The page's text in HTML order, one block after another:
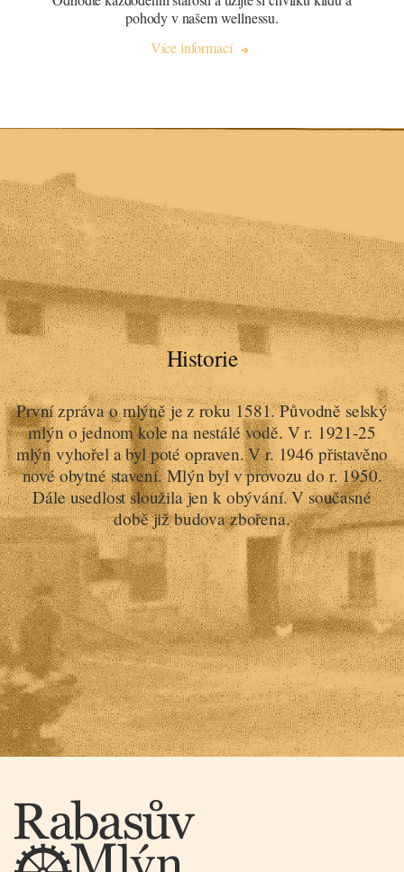
pohody v našem wellnessu.
Více informací
Historie
První zpráva o mlýně je z roku 1581. Původně selský
mlýn o jednom kole na nestálé vodě. V r. 1921-25
mlýn vyhořel a byl poté opraven. V r. 1946 přistavěno
nové obytné stavení. Mlýn byl v provozu do r. 1950.
Dále usedlost sloužila jen k obývání. V současné
době již budova zbořena.